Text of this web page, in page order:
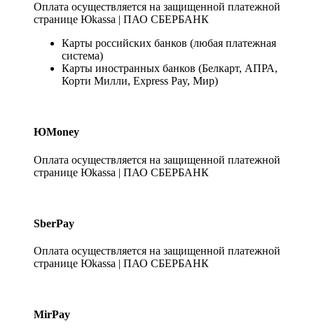
Оплата осуществляется на защищенной платежной
странице Юkassa | ПАО СБЕРБАНК
Карты российских банков (любая платежная
система)
Карты иностранных банков (Белкарт, АПРА,
Корти Милли, Express Pay, Мир)
ЮMoney
Оплата осуществляется на защищенной платежной
странице Юkassa | ПАО СБЕРБАНК
SberPay
Оплата осуществляется на защищенной платежной
странице Юkassa | ПАО СБЕРБАНК
MirPay